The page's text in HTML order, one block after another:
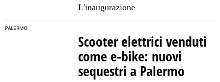
L'inaugurazione
PALERMO
Scooter elettrici venduti
come e-bike: nuovi
sequestri a Palermo